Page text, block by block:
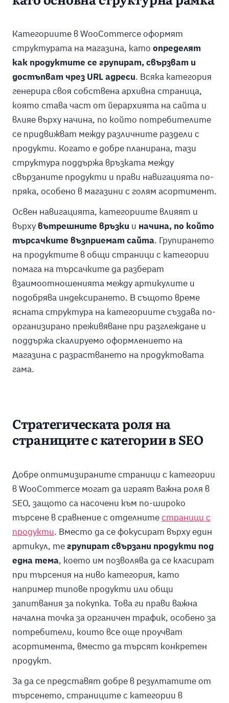
Категориите в WooCommerce оформят
структурата на магазина, като определят
как продуктите се групират, свързват и
достъпват чрез URL адреси. Всяка категория
генерира своя собствена архивна страница,
която става част от йерархията на сайта и
влияе върху начина, по който потребителите
се придвижват между различните раздели с
продукти. Когато е добре планирана, тази
структура поддържа връзката между
свързаните продукти и прави навигацията по-
пряка, особено в магазини с голям асортимент.
Освен навигацията, категориите влияят и
върхувътрешните връзки и начина, по който
търсачките възприемат сайта. Групирането
на продуктите в общи страници с категории
помага на търсачките да разберат
взаимоотношенията между артикулите и
подобрява индексирането. В същото време
ясната структура на категориите създава по-
организирано преживяване при разглеждане и
поддържа скалируемо оформлението на
магазина с разрастването на продуктовата
гама.
Стратегическата роля на
страниците с категории в SEO
Добре оптимизираните страници с категории
в WooCommerce могат да играят важна роля в
SEO, защото са насочени към по-широко
търсене в сравнение с отделнитестраници с
продукти. Вместо да се фокусират върху един
артикул, тегрупират свързани продукти под
една тема, което им позволява да се класират
при търсения на ниво категория, като
например типове продукти или общи
запитвания за покупка. Това ги прави важна
начална точка за органичен трафик, особено за
потребители, които все още проучват
асортимента, вместо да търсят конкретен
продукт.
За да се представят добре в резултатите от
търсенето, страниците с категории в